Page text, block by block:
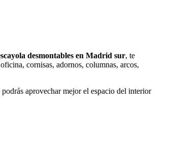
desmontables en Madrid sur, te
cornisas, adornos, columnas, arcos,
aprovechar mejor el espacio del interior